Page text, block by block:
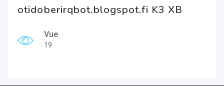
otidoberirqbot.blogspot.fi K3 XB
Vue
19